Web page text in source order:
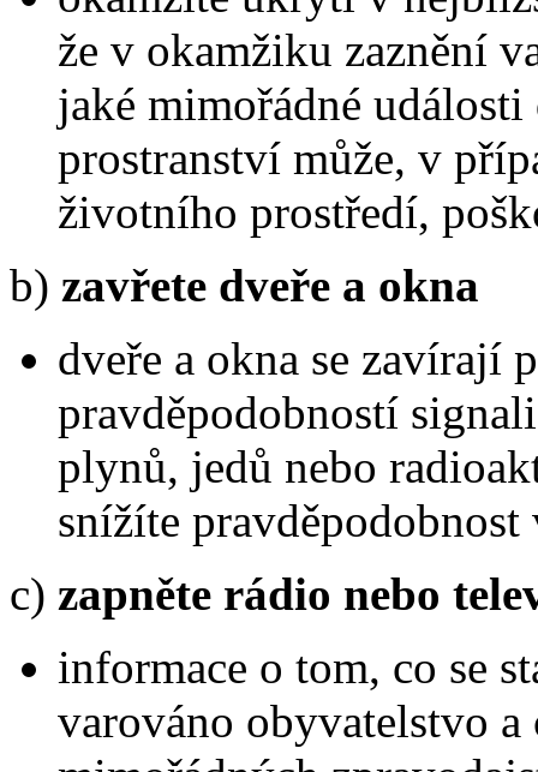
že v okamžiku zaznění
jaké mimořádné
prostranství může, v
životního prostředí,
b) zavřete dveře a okna
dveře a okna se zavírají
pravděpodobností
plynů, jedů nebo
snížíte
c) zapněte rádio nebo
informace o tom, co se
varováno obyvatelstvo